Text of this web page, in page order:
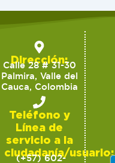
Dirección:
Calle 28 # 31-30
Palmira, Valle del
Cauca, Colombia
Teléfono y
Línea de
servicio a la
ciudadanía/usuario:
(+57) 602-